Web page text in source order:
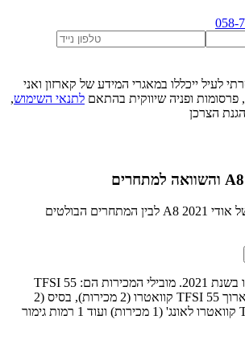
058-
לעיל ייכללו במאגרי המידע של קארזון ואני
ופניה שיווקית בהתאם לתנאי השימוש,
הצרכן
השוואת רמות הגימור של אודי A8 2021 לבין המתחרים הבולטים
23 רכבי אודי A8 נמכרו בשנת 2021. מובילי המכירות הם: 55 TFSI
קוואטרו (17 מכירות), ארוך 55 TFSI קוואטרו (2 מכירות), בסיס (2
מכירות), ארוך 55 TFSI קוואטרו לאונג' (1 מכירות) ועוד 1 רמות גימור